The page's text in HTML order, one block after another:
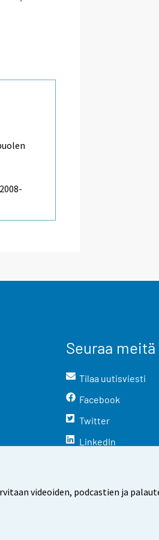
videoiden, podcastien ja
Seuraa meitä
Tilaa uutisviesti
Facebook
Twitter
LinkedIn